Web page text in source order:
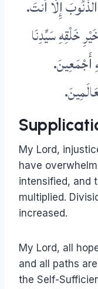
إِلَّا أَنتَ.
خَلْقِهِ سَيِّدِنَا
أَجْمَعِينَ.
My Lord,
have
intensified, and
multiplied.
increased.
My Lord, all
and all paths
the Self-